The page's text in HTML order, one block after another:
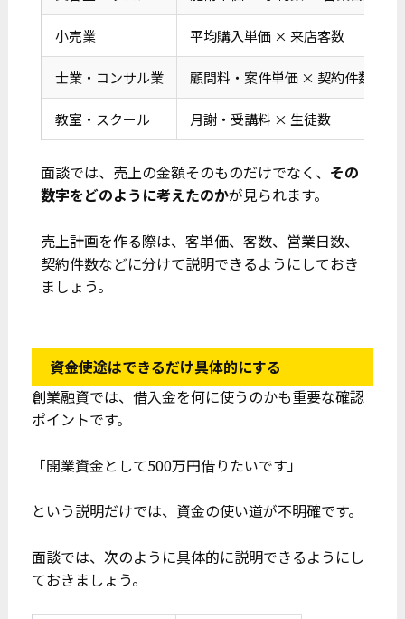
小売業 平均購入単価 × 来店客数
士業・コンサル業 顧問料・案件単価 × 契約件数
教室・スクール 月謝・受講料 × 生徒数
面談では、売上の金額そのものだけでなく、 その
数字をどのように考えたのかが見られます。
売上計画を作る際は、客単価、客数、営業日数、
契約件数などに分けて説明できるようにしておき
ましょう。
資金使途はできるだけ具体的にする
創業融資では、借入金を何に使うのかも重要な確認
ポイントです。
「開業資金として500万円借りたいです」
という説明だけでは、資金の使い道が不明確です。
面談では、次のように具体的に説明できるようにし
ておきましょう。